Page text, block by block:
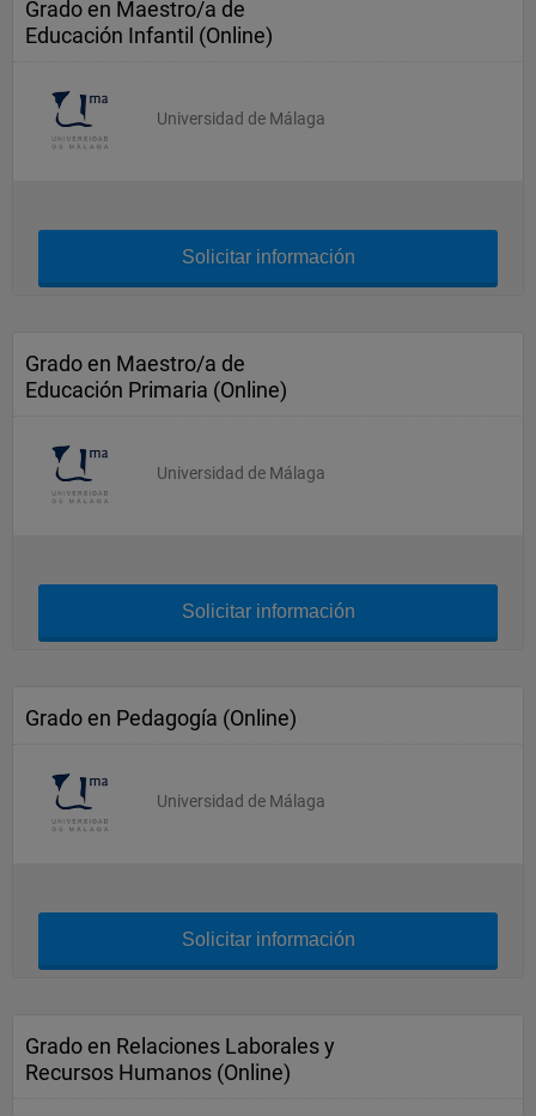
Grado en Maestro/a de
Educación Infantil (Online)
Universidad de Málaga
Solicitar información
Grado en Maestro/a de
Educación Primaria (Online)
Universidad de Málaga
Solicitar información
Grado en Pedagogía (Online)
Universidad de Málaga
Solicitar información
Grado en Relaciones Laborales y
Recursos Humanos (Online)